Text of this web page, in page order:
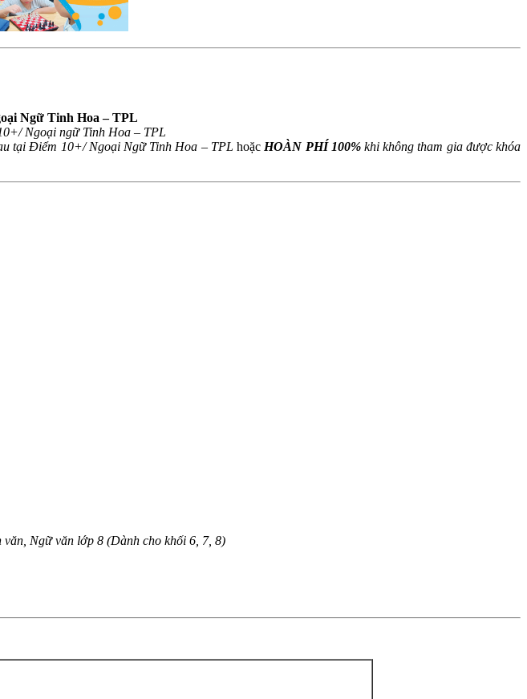
Ngữ Tinh Hoa – TPL
Ngoại ngữ Tinh Hoa – TPL
tại Điểm 10+/ Ngoại Ngữ Tinh Hoa – TPL hoặc HOÀN PHÍ 100% khi không tham gia được khóa
Ngữ văn lớp 8 (Dành cho khối 6, 7, 8)